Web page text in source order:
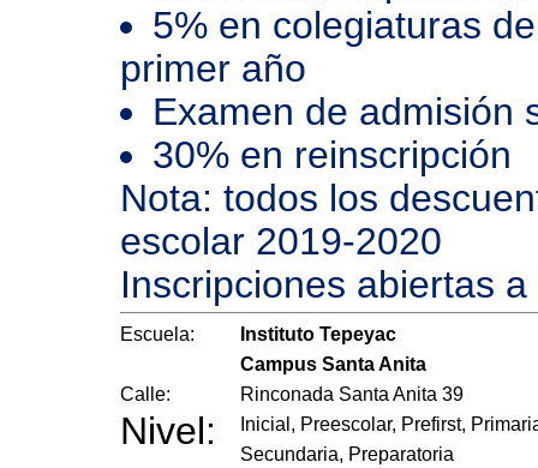
5% en colegiaturas
primer año
Examen de admisión
30% en reinscripción
Nota: todos los
escolar 2019-2020
Inscripciones abiertas
Escuela:
Instituto Tepeyac
Campus Santa Anita
Calle:
Rinconada Santa Anita 39
Nivel:
Inicial, Preescolar, Prefirst,
Secundaria, Preparatoria